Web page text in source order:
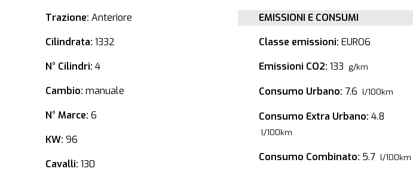
Trazione: Anteriore
Cilindrata: 1332
N° Cilindri: 4
Cambio: manuale
N° Marce: 6
KW: 96
Cavalli: 130
EMISSIONI E CONSUMI
Classe emissioni: EURO6
Emissioni CO2: 133 g/km
Consumo Urbano: 7.6 l/100km
Consumo Extra Urbano: 4.8
l/100km
Consumo Combinato: 5.7 l/100km